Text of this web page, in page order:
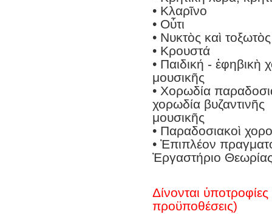
• Κλαρῖνο
• Οὖτι
• Νυκτὸς καὶ
• Κρουστά
• Παιδική - ἐφηβικὴ
μουσικῆς
• Χορωδία
χορωδία βυζαντινῆς
μουσικῆς
• Παραδοσιακοὶ
• Ἐπιπλέον
Ἐργαστήριο
Δίνονται
προϋποθέσεις)